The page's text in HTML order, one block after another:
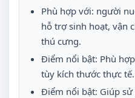
Phù hợp với: người
hỗ trợ sinh hoạt, vận
thú cưng.
Điểm nổi bật: Phù
tùy kích thước thực tế.
Điểm nổi bật: Giúp